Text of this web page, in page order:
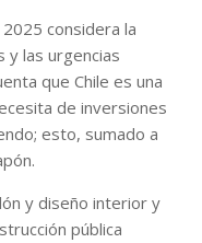
considera la
y las urgencias
que Chile es una
de inversiones
esto, sumado a
y diseño interior y
pública